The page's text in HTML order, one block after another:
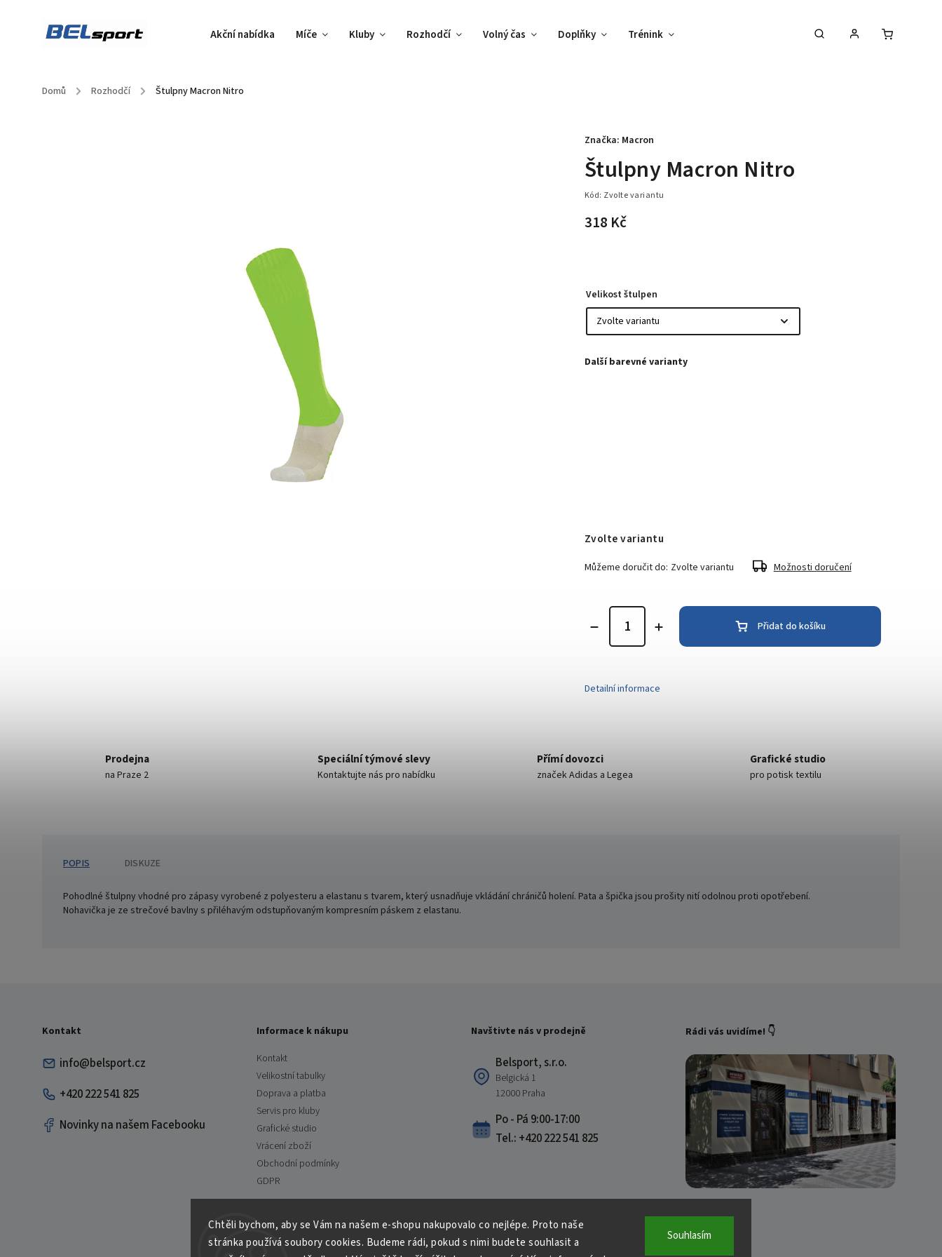
Chtěli bychom, aby se Vám na našem e-shopu nakupovalo co nejlépe. Proto naše
stránka používá soubory cookies. Budeme rádi, pokud s nimi budete souhlasit a
Souhlasím
Akční nabídka Míče Kluby Rozhodčí Volný čas Doplňky Trénink Vybav svůj tým !
Domů / Rozhodčí / Štulpny Macron Nitro
Štulpny Macron Nitro
Kód: Zvolte variantu
318 Kč
Značka: Macron
Velikost štulpen
Zvolte variantu
Můžeme doručit do: Zvolte variantu Možnosti doručení
Přidat do košíku
Detailní informace
Prodejna
na Praze 2
Speciální týmové slevy
Kontaktujte nás pro nabídku
Přímí dovozci
značek Adidas a Legea
Grafické studio
pro potisk textilu
POPIS DISKUZE
Pohodlné štulpny vhodné pro zápasy vyrobené z polyesteru a elastanu s tvarem, který usnadňuje vkládání chráničů holení. Pata a špička jsou prošity nití odolnou proti opotřebení.
Nohavička je ze strečové bavlny s přiléhavým odstupňovaným kompresním páskem z elastanu.
Kontakt
info@belsport.cz
+420 222 541 825
Novinky na našem Facebooku
Informace k nákupu
Kontakt
Velikostní tabulky
Doprava a platba
Servis pro kluby
Grafické studio
Vrácení zboží
Obchodní podmínky
GDPR
Navštivte nás v prodejně
Belsport, s.r.o.
Belgická 1
12000 Praha
Po - Pá 9:00-17:00
Tel.: +420 222 541 825
Rádi vás uvidíme! 👇
Copyright 2026Belsport.cz. Všechna práva vyhrazena.
Upravit nastavení cookies